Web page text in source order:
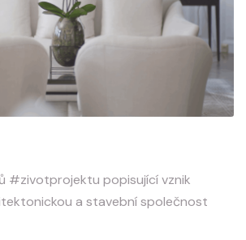
#zivotprojektu popisující vznik
a stavební společnost